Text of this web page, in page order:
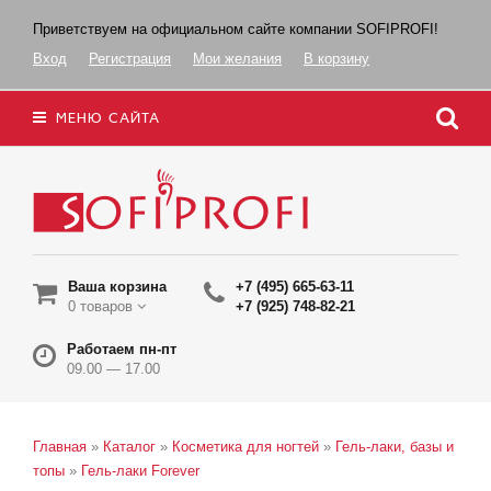
Приветствуем на официальном сайте компании SOFIPROFI!
Вход
Регистрация Мои желания В корзину
МЕНЮ САЙТА
Ваша корзина
0 товаров
+7 (495) 665-63-11
+7 (925) 748-82-21
Работаем пн-пт
09.00 — 17.00
Главная » Каталог » Косметика для ногтей » Гель-лаки, базы и
топы » Гель-лаки Forever